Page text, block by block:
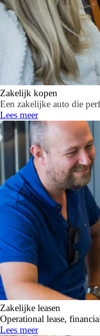
Zakelijk kopen
Een zakelijke auto die
Lees meer
Zakelijke leasen
Operational lease,
Lees meer